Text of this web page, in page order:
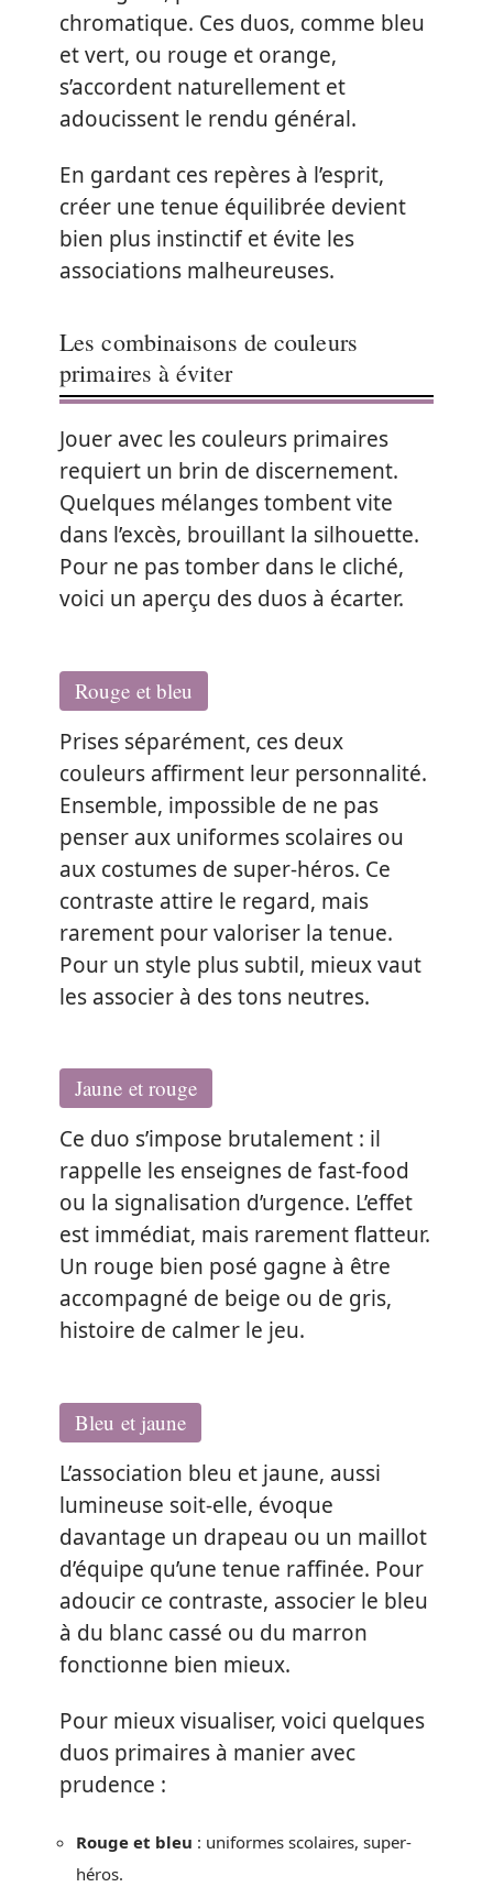
chromatique. Ces duos, comme bleu
et vert, ou rouge et orange,
s’accordent naturellement et
adoucissent le rendu général.
En gardant ces repères à l’esprit,
créer une tenue équilibrée devient
bien plus instinctif et évite les
associations malheureuses.
Les combinaisons de couleurs
primaires à éviter
Jouer avec les couleurs primaires
requiert un brin de discernement.
Quelques mélanges tombent vite
dans l’excès, brouillant la silhouette.
Pour ne pas tomber dans le cliché,
voici un aperçu des duos à écarter.
Rouge et bleu
Prises séparément, ces deux
couleurs affirment leur personnalité.
Ensemble, impossible de ne pas
penser aux uniformes scolaires ou
aux costumes de super-héros. Ce
contraste attire le regard, mais
rarement pour valoriser la tenue.
Pour un style plus subtil, mieux vaut
les associer à des tons neutres.
Jaune et rouge
Ce duo s’impose brutalement : il
rappelle les enseignes de fast-food
ou la signalisation d’urgence. L’effet
est immédiat, mais rarement flatteur.
Un rouge bien posé gagne à être
accompagné de beige ou de gris,
histoire de calmer le jeu.
Bleu et jaune
L’association bleu et jaune, aussi
lumineuse soit-elle, évoque
davantage un drapeau ou un maillot
d’équipe qu’une tenue raffinée. Pour
adoucir ce contraste, associer le bleu
à du blanc cassé ou du marron
fonctionne bien mieux.
Pour mieux visualiser, voici quelques
duos primaires à manier avec
prudence :
Rouge et bleu : uniformes scolaires, super-
héros.